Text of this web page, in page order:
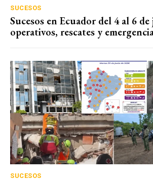
SUCESOS
Sucesos en Ecuador del 4 al 6
operativos, rescates y
SUCESOS